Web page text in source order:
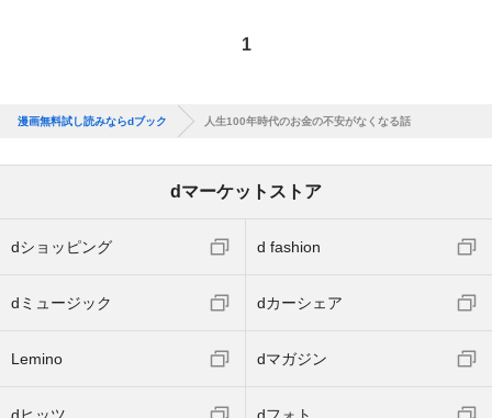
1
漫画無料試し読みならdブック 人生100年時代のお金の不安がなくなる話
dマーケットストア
dショッピング d fashion
dミュージック dカーシェア
Lemino dマガジン